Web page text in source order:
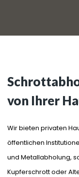
von Ihrer
Wir bieten privaten
öffentlichen
und Metallabholung,
Kupferschrott oder